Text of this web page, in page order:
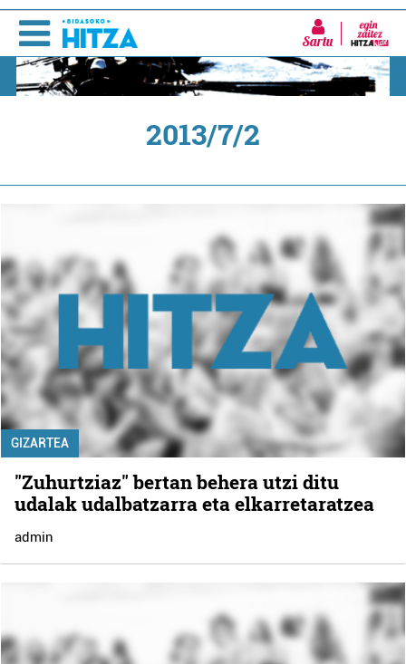
Sartu
2013/7/2
GIZARTEA
"Zuhurtziaz" bertan behera utzi ditu
udalak udalbatzarra eta elkarretaratzea
admin